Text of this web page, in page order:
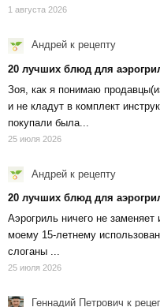
1 августа 2026
Андрей к рецепту
20 лучших блюд для
Зоя, как я понимаю
и не кладут в комплект
покупали была...
25 июля 2026
Андрей к рецепту
20 лучших блюд для
Аэрогриль ничего не заменяет
моему 15-летнему
слоганы ...
25 июля 2026
Геннадий Петрович к